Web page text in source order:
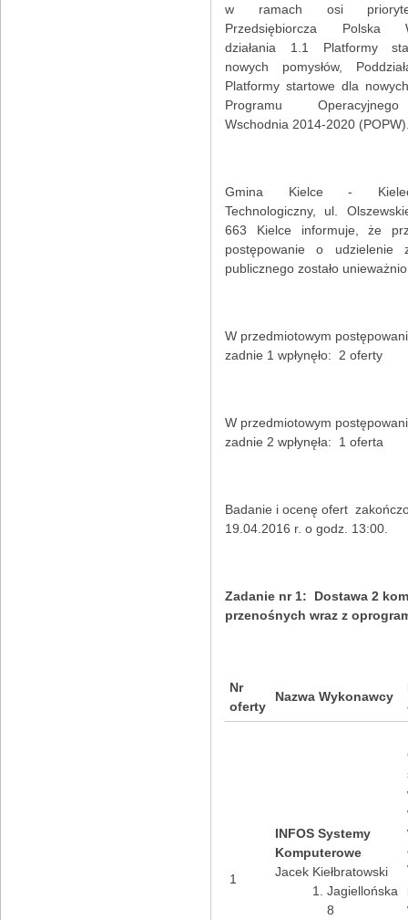
w ramach osi
Przedsiębiorcza Polska
działania 1.1 Platformy
nowych pomysłów,
Platformy startowe dla
Programu
Wschodnia 2014-2020
Gmina Kielce -
Technologiczny, ul.
663 Kielce informuje, że
postępowanie o udzielenie
publicznego zostało
W przedmiotowym
zadnie 1 wpłynęło: 2 oferty
W przedmiotowym
zadnie 2 wpłynęła: 1 oferta
Badanie i ocenę ofert
19.04.2016 r. o godz. 13:00.
Zadanie nr 1: Dostawa 2
przenośnych wraz z
Nr
oferty
Nazwa Wykonawcy
1
INFOS Systemy
Komputerowe
Jacek Kiełbratowski
Jagiellońska
8